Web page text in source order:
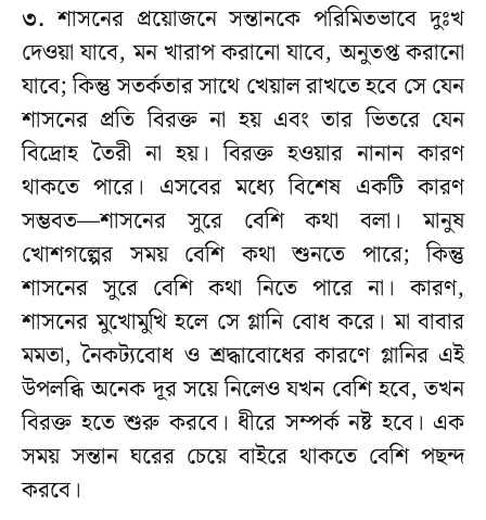
৩. শাসনের প্রয়োজনে সন্তানকে পরিমিতভাবে দুঃখ
দেওয়া যাবে, মন খারাপ করানো যাবে, অনুতপ্ত করানো
যাবে; কিন্তু সতর্কতার সাথে খেয়াল রাখতে হবে সে যেন
শাসনের প্রতি বিরক্ত না হয় এবং তার ভিতরে যেন
বিদ্রোহ তৈরী না হয়। বিরক্ত হওয়ার নানান কারণ
থাকতে পারে। এসবের মধ্যে বিশেষ একটি কারণ
সম্ভবত—শাসনের সুরে বেশি কথা বলা। মানুষ
খোশগল্পের সময় বেশি কথা শুনতে পারে; কিন্তু
শাসনের সুরে বেশি কথা নিতে পারে না। কারণ,
শাসনের মুখোমুখি হলে সে গ্লানি বোধ করে। মা বাবার
মমতা, নৈকট্যবোধ ও শ্রদ্ধাবোধের কারণে গ্লানির এই
উপলব্ধি অনেক দূর সয়ে নিলেও যখন বেশি হবে, তখন
বিরক্ত হতে শুরু করবে। ধীরে সম্পর্ক নষ্ট হবে। এক
সময় সন্তান ঘরের চেয়ে বাইরে থাকতে বেশি পছন্দ
করবে।